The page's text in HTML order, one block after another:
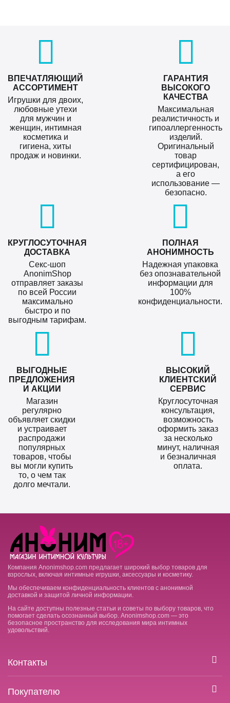
ВПЕЧАТЛЯЮЩИЙ
АССОРТИМЕНТ
Игрушки для двоих,
любовные утехи
для мужчин и
женщин, интимная
косметика и
гигиена, хиты
продаж и новинки.
ГАРАНТИЯ
ВЫСОКОГО
КАЧЕСТВА
Максимальная
реалистичность и
гипоаллергенность
изделий.
Оригинальный
товар
сертифицирован,
а его
использование —
безопасно.
КРУГЛОСУТОЧНАЯ
ДОСТАВКА
Секс-шоп
AnonimShop
отправляет заказы
по всей России
максимально
быстро и по
выгодным тарифам.
ПОЛНАЯ
АНОНИМНОСТЬ
Надежная упаковка
без опознавательной
информации для
100%
конфиденциальности.
ВЫГОДНЫЕ
ПРЕДЛОЖЕНИЯ
И АКЦИИ
Магазин
регулярно
объявляет скидки
и устраивает
распродажи
популярных
товаров, чтобы
вы могли купить
то, о чем так
долго мечтали.
ВЫСОКИЙ
КЛИЕНТСКИЙ
СЕРВИС
Круглосуточная
консультация,
возможность
оформить заказ
за несколько
минут, наличная
и безналичная
оплата.
Компания Anonimshop.com предлагает широкий выбор товаров для
взрослых, включая интимные игрушки, аксессуары и косметику.
Мы обеспечиваем конфиденциальность клиентов с анонимной
доставкой и защитой личной информации.
На сайте доступны полезные статьи и советы по выбору товаров, что
помогает сделать осознанный выбор. Anonimshop.com — это
безопасное пространство для исследования мира интимных
удовольствий.
Контакты
Покупателю